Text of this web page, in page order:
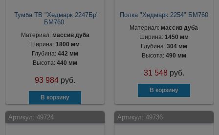
Тумба ТВ "Хедмарк 2247Бр"
БМ760
Материал: массив дуба
Ширина:1800 мм
Глубина:442 мм
Высота:440 мм
93 984 руб.
Полка "Хедмарк 2254" БМ760
Материал: массив дуба
Ширина: 1450 мм
Глубина: 304 мм
Высота: 490 мм
31 548 руб.
Артикул: 49724 Артикул: 49736